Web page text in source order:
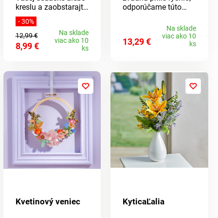
kreslu a zaobstarajte
si túto prikrývku z
mäkkého fleecu.
Stačí ju prehodiť -
hotovo! Vyzerá
perfektne a najviac
sú chránené pred
nevyhnutným
opotrebením a
škvrnami.
- 30%
12,99 €
8,99 €
Na sklade
viac ako 10
ks
odporúčame túto
nerozoznanie od
skutočných a kvitnú
13,29 €
Na sklade
viac ako 10
ks
Kvetinový veniec KyticaĽalia